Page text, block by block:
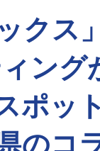
クス
ン
ポッ
のコ